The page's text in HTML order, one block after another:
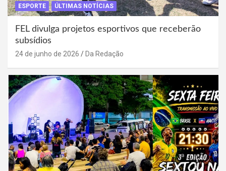
ESPORTE ÚLTIMAS NOTÍCIAS
FEL divulga projetos esportivos que receberão
subsídios
24 de junho de 2026 Da Redação